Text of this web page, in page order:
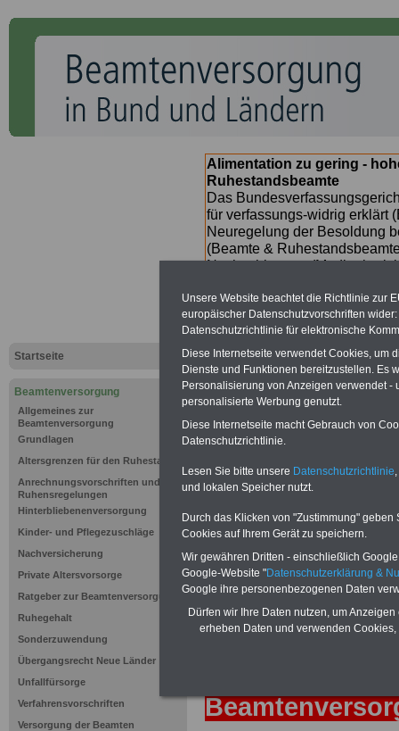
Startseite
Beamtenversorgung
Allgemeines zur
Beamtenversorgung
Grundlagen
Altersgrenzen für den Ruhestand
Anrechnungsvorschriften und
Ruhensregelungen
Hinterbliebenenversorgung
Kinder- und Pflegezuschläge
Nachversicherung
Private Altersvorsorge
Ratgeber zur Beamtenversorgung
Ruhegehalt
Sonderzuwendung
Übergangsrecht Neue Länder
Unfallfürsorge
Verfahrensvorschriften
Versorgung der Beamten
Alimentation zu gering -
Ruhestandsbeamte
Das
für verfassungs-widrig erklärt
Neuregelung der Besoldung
(Beamte &
Nachzahlungen
SERVICE gibt hierzu im II.
(unmittelbar nach Beschluss
Bundesregierung >>>
zur
Ratgeber für 7,50 Euro
Unsere Website beachtet die Richtlinie zur
europäischer Datenschutzvorschriften
Datenschutzrichtlinie für elektronische
Diese Internetseite verwendet Cookies, um
Dienste und Funktionen bereitzustellen. Es
Personalisierung von Anzeigen verwendet
personalisierte Werbung genutzt.
Diese Internetseite macht Gebrauch von
Datenschutzrichtlinie.
Lesen Sie bitte unsere Datenschutzrichtlinie
und lokalen Speicher nutzt.
Durch das Klicken von "Zustimmung"
Cookies auf Ihrem Gerät zu speichern.
Wir gewähren Dritten - einschließlich
Google-Website "Datenschutzerklärung &
Google ihre personenbezogenen Daten
Dürfen wir Ihre Daten nutzen, um
erheben Daten und verwenden